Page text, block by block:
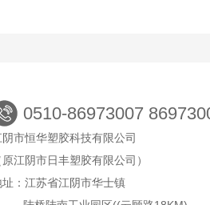
0510-86973007
阴市恒华塑胶科技有限公司
原江阴市日丰塑胶有限公司）
址：江苏省江阴市华士镇